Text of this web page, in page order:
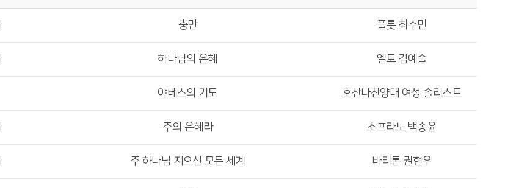
충만 플룻 최수민
하나님의 은혜 엘토 김예슬
야베스의 기도 호산나찬양대 여성 솔리스트
주의 은혜라 소프라노 백송윤
주 하나님 지으신 모든 세계 바리톤 권현우